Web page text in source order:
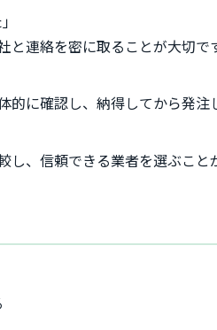
連絡を密に取ることが大切で
に確認し、納得してから発注
、信頼できる業者を選ぶこと